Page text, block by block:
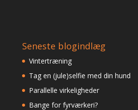
Seneste blogindlæg
Vintertræning
Tag en (jule)selfie med din hund
Parallelle virkeligheder
Bange for fyrværkeri?